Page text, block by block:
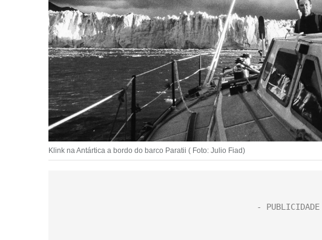
Klink na Antártica a bordo do barco Paratii ( Foto: Julio Fiad)